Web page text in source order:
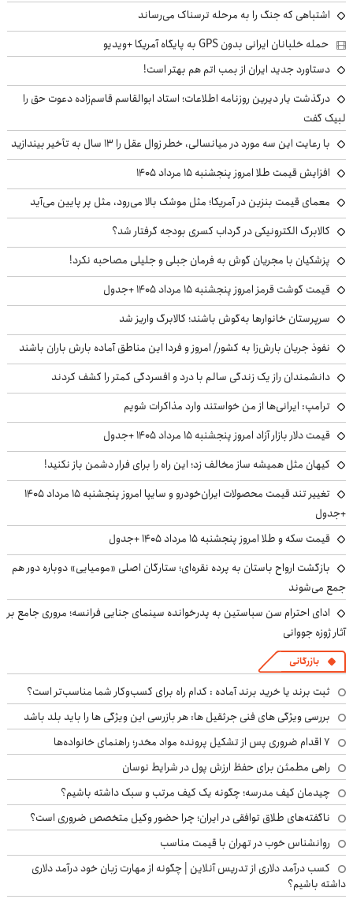
اشتباهی که جنگ را به مرحله ترسناک می‌رساند
حمله خلبانان ایرانی بدون GPS به پایگاه آمریکا +ویدیو
دستاورد جدید ایران از بمب اتم هم بهتر است!
درگذشت یار دیرین روزنامه اطلاعات؛ استاد ابوالقاسم قاسم‌زاده دعوت حق را
لبیک گفت
با رعایت این سه مورد در میانسالی، خطر زوال عقل را ۱۳ سال به تأخیر بیندازید
افزایش قیمت طلا امروز پنجشنبه ۱۵ مرداد ۱۴۰۵
معمای قیمت بنزین در آمریکا؛ مثل موشک بالا می‌رود، مثل پر پایین می‌آید
کالابرگ الکترونیکی در گرداب کسری بودجه گرفتار شد؟
پزشکیان با مجریان گوش به فرمان جبلی و جلیلی مصاحبه نکرد!
قیمت گوشت قرمز امروز پنجشنبه ۱۵ مرداد ۱۴۰۵ +جدول
سرپرستان خانوارها به‌گوش باشند؛ کالابرگ واریز شد
نفوذ جریان بارش‌زا به کشور/ امروز و فردا این مناطق آماده بارش باران باشند
دانشمندان راز یک زندگی سالم با درد و افسردگی کمتر را کشف کردند
ترامپ: ایرانی‌ها از من خواستند وارد مذاکرات شویم
قیمت دلار بازار آزاد امروز پنجشنبه ۱۵ مرداد ۱۴۰۵ +جدول
کیهان مثل همیشه ساز مخالف زد؛ این راه را برای فرار دشمن باز نکنید!
تغییر تند قیمت محصولات ایران‌خودرو و سایپا امروز پنجشنبه ۱۵ مرداد ۱۴۰۵
+جدول
قیمت سکه و طلا امروز پنجشنبه ۱۵ مرداد ۱۴۰۵ +جدول
بازگشت ارواح باستان به پرده نقره‌ای؛ ستارگان اصلی «مومیایی» دوباره دور هم
جمع می‌شوند
ادای احترام سن سباستین به پدرخوانده سینمای جنایی فرانسه؛ مروری جامع بر
آثار ژوزه جووانی
بازرگانی
ثبت برند یا خرید برند آماده : کدام راه برای کسب‌وکار شما مناسب‌تر است؟
بررسی ویژگی های فنی جرثقیل ها: هر بازرسی این ویژگی ها را باید بلد باشد
۷ اقدام ضروری پس از تشکیل پرونده مواد مخدر؛ راهنمای خانواده‌ها
راهی مطمئن برای حفظ ارزش پول در شرایط نوسان
چیدمان کیف مدرسه؛ چگونه یک کیف مرتب و سبک داشته باشیم؟
ناگفته‌های طلاق توافقی در ایران؛ چرا حضور وکیل متخصص ضروری است؟
روانشناس خوب در تهران با قیمت مناسب
کسب درآمد دلاری از تدریس آنلاین | چگونه از مهارت زبان خود درآمد دلاری
داشته باشیم؟